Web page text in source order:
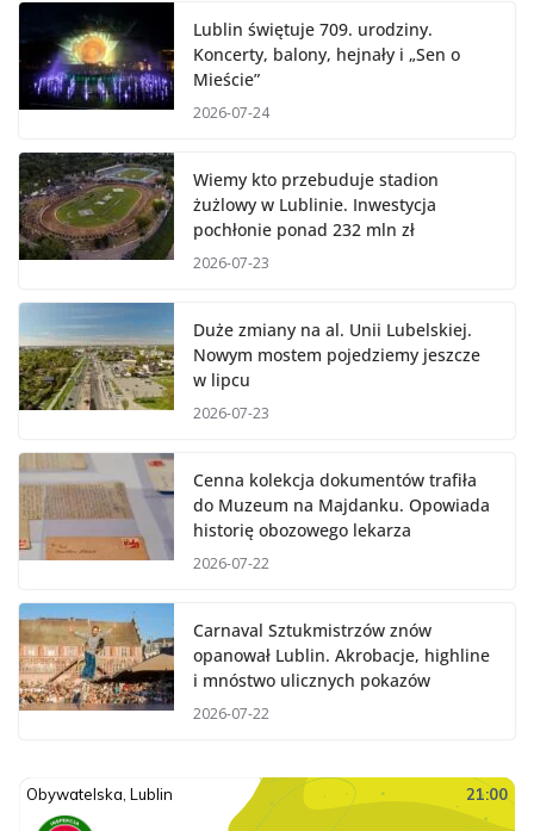
Lublin świętuje 709. urodziny.
Koncerty, balony, hejnały i „Sen o
Mieście”
Wiemy kto przebuduje stadion
żużlowy w Lublinie. Inwestycja
pochłonie ponad 232 mln zł
Duże zmiany na al. Unii Lubelskiej.
Nowym mostem pojedziemy jeszcze
w lipcu
Cenna kolekcja dokumentów trafiła
do Muzeum na Majdanku. Opowiada
historię obozowego lekarza
Carnaval Sztukmistrzów znów
opanował Lublin. Akrobacje, highline
i mnóstwo ulicznych pokazów